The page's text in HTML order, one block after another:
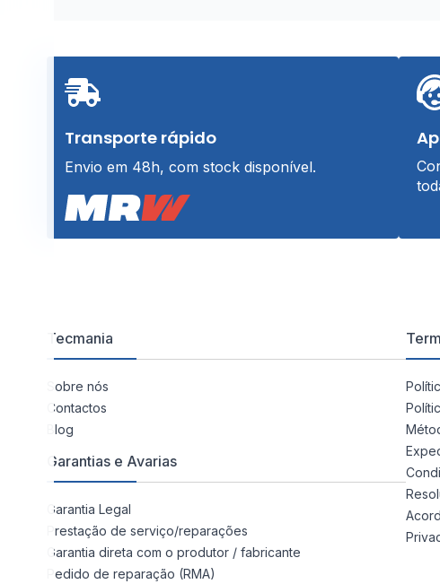
Transporte rápido
Envio em 48h, com stock disponível.
Tecmania
Sobre nós
Contactos
Blog
Garantias e Avarias
Garantia Legal
Prestação de serviço/reparações
Garantia direta com o produtor / fabricante
Pedido de reparação (RMA)